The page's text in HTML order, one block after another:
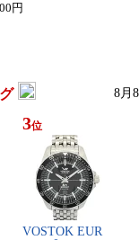
円
8月
3位
V​O​S​T​O​K​ ​E​U​R​